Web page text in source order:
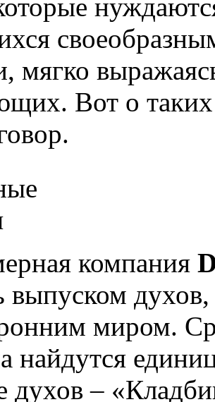
мягко
Вот о таких
компания
выпуском
миром.
найдутся
духов –